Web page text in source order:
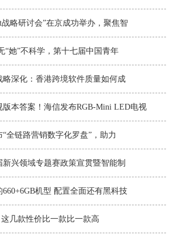
元。 第三是时间
本高昂，还面临
续的维护成本往
脚本因界面变更
。
业以更低的成本
进行兼容性测
战略研讨会”在京成功举办，聚焦智
“她”不科学，第十七届中国青年
略深化：香港跨境软件质量如何成
版本答案！海信发布RGB-Mini LED电视
全链路营销数字化罗盘”，助力
新兴领域专题赛政策宣贯暨智能制
660+6GB机型 配置全面还有黑科技
这几款性价比一款比一款高